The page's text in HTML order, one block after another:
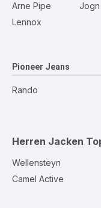
Arne Pipe
Lennox
Jogn
Pioneer Jeans
Rando
Herren Jacken
Wellensteyn
Camel Active